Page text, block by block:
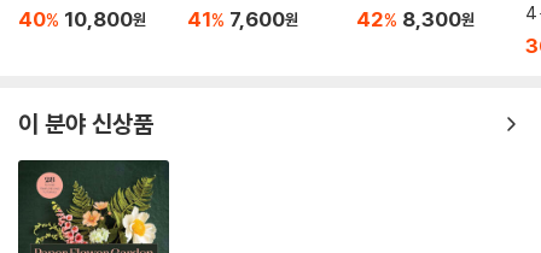
40% 10,800원 41% 7,600원 42% 8,300원
4
이 분야 신상품